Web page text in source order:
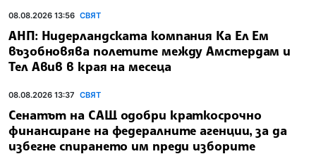
08.08.2026 13:56 СВЯТ
АНП: Нидерландската компания Ка Ел Ем
възобновява полетите между Амстердам и
Тел Авив в края на месеца
08.08.2026 13:37 СВЯТ
Сенатът на САЩ одобри краткосрочно
финансиране на федералните агенции, за да
избегне спирането им преди изборите